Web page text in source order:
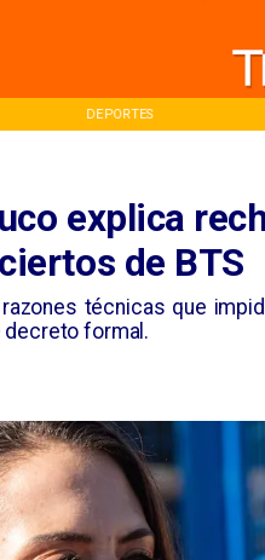
CULTURA
explica
de BTS
técnicas que
formal.